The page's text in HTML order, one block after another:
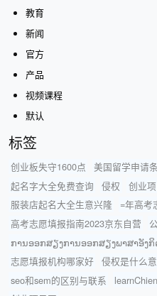
教育
新闻
官方
产品
视频课程
默认
标签
创业板失守1600点 美国留学申请
起名字大全免费查询
侵权
创业
服装店起名大全生意兴隆
=年高考
高考志愿填报指南2023京东自营
ການອອກສຽງການອອກສຽງພາສາອັງກິ
志愿填报机构哪家好
侵权是什么
seo和sem的区别与联系